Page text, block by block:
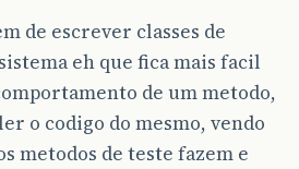
de escrever classes de
eh que fica mais facil
de um metodo,
o codigo do mesmo, vendo
metodos de teste fazem e